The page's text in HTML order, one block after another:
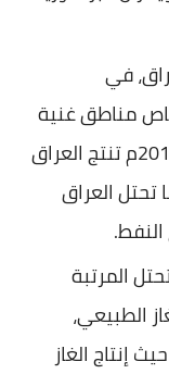
في
مناطق غنية
جدا بالنفط، وبحسب احصائيات عام 2015م تنتج العراق
تحتل العراق
المرتبة
الطبيعي،
إنتاج الغاز